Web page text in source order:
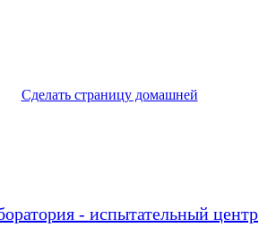
Сделать страницу домашней
- испытательный центр